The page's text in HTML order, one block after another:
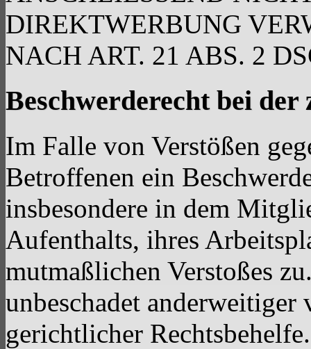
DIREKTWERBUNG
NACH ART. 21 ABS. 2
Beschwerderecht bei
Im Falle von Verstößen
Betroffenen ein
insbesondere in dem
Aufenthalts, ihres
mutmaßlichen Verstoßes
unbeschadet
gerichtlicher Rechtsbehelfe.